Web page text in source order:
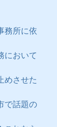
務所に依
おいて
させた
で話題の